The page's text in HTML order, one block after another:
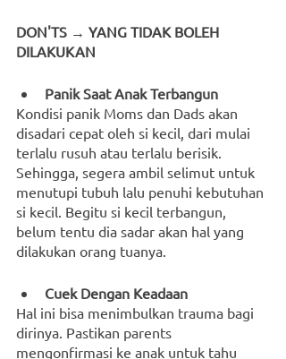
DON'TS → YANG TIDAK BOLEH
DILAKUKAN
Panik Saat Anak Terbangun
Kondisi panik Moms dan Dads akan
disadari cepat oleh si kecil, dari mulai
terlalu rusuh atau terlalu berisik.
Sehingga, segera ambil selimut untuk
menutupi tubuh lalu penuhi kebutuhan
si kecil. Begitu si kecil terbangun,
belum tentu dia sadar akan hal yang
dilakukan orang tuanya.
Cuek Dengan Keadaan
Hal ini bisa menimbulkan trauma bagi
dirinya. Pastikan parents
mengonfirmasi ke anak untuk tahu